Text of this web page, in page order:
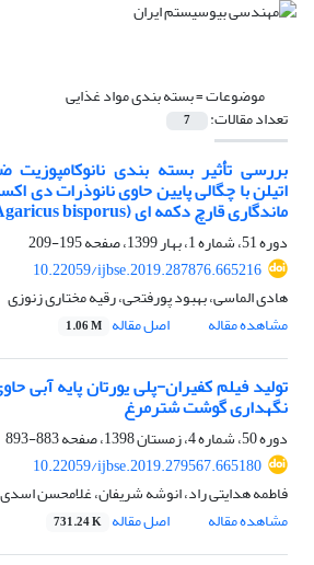
موضوعات =بسته بندی مواد غذایی
تعداد مقالات: 7
بررسی تأثیر بسته بندی نانوکامپوزیت
اتیلن با چگالی پایین حاوی نانوذرات دی
ماندگاری قارچ دکمه ای (Agaricus bisporus)
دوره 51، شماره 1، بهار 1399، صفحه
195-209
10.22059/ijbse.2019.287876.665216
هادی الماسی، بهبود پورفتحی، رقیه مختاری زنوزی
مشاهده مقاله
اصل مقاله 1.06 M
تولید فیلم کفیران-پلی یورتان پایه آبی
نگهداری گوشت شترمرغ
دوره 50، شماره 4، زمستان 1398، صفحه
883-893
10.22059/ijbse.2019.279567.665180
فاطمه هدایتی راد، انوشه شریفان، غلامحسن اسدی
مشاهده مقاله
اصل مقاله 731.24 K